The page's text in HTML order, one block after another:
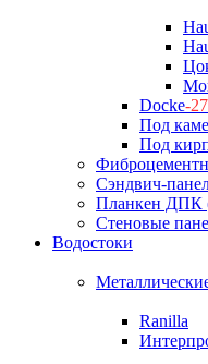
Docke-
Под
Под
Сэндвич-
Планкен ДПК
Стеновые
Водостоки
Ranilla